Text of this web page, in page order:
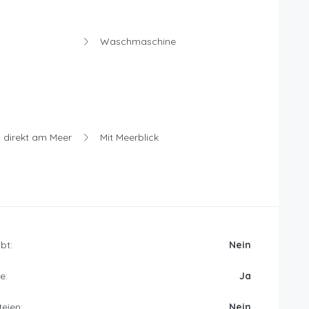
Waschmaschine
direkt am Meer Mit Meerblick
Nein
Ja